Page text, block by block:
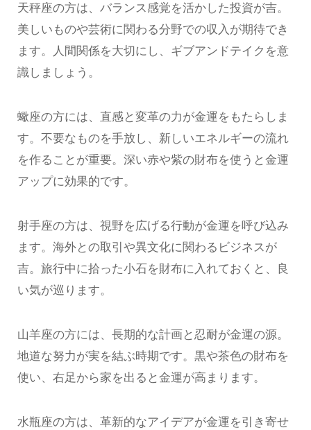
天秤座の方は、バランス感覚を活かした投資が吉。
美しいものや芸術に関わる分野での収入が期待でき
ます。人間関係を大切にし、ギブアンドテイクを意
識しましょう。
蠍座の方には、直感と変革の力が金運をもたらしま
す。不要なものを手放し、新しいエネルギーの流れ
を作ることが重要。深い赤や紫の財布を使うと金運
アップに効果的です。
射手座の方は、視野を広げる行動が金運を呼び込み
ます。海外との取引や異文化に関わるビジネスが
吉。旅行中に拾った小石を財布に入れておくと、良
い気が巡ります。
山羊座の方には、長期的な計画と忍耐が金運の源。
地道な努力が実を結ぶ時期です。黒や茶色の財布を
使い、右足から家を出ると金運が高まります。
水瓶座の方は、革新的なアイデアが金運を引き寄せ